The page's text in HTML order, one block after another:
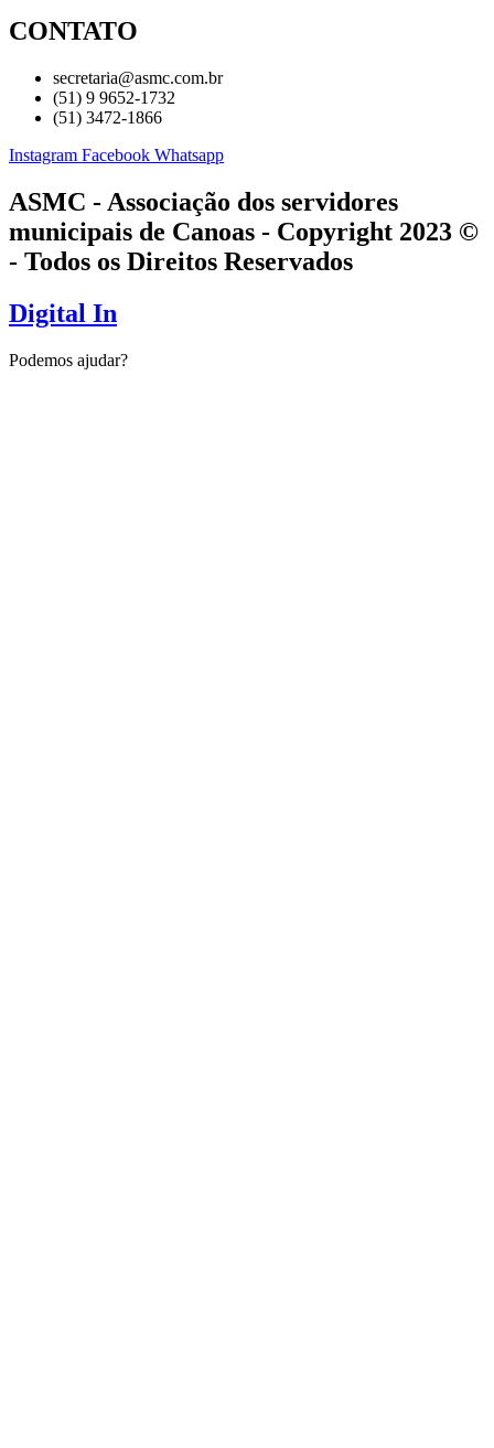
CONTATO
secretaria@asmc.com.br
(51) 9 9652-1732
(51) 3472-1866
Instagram Facebook Whatsapp
ASMC - Associação dos servidores
municipais de Canoas - Copyright 2023 ©
- Todos os Direitos Reservados
Digital In
Podemos ajudar?